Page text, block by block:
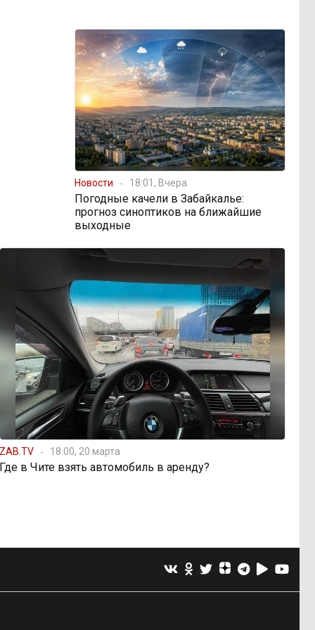
Новости 18:01, Вчера
Погодные качели в Забайкалье:
прогноз синоптиков на ближайшие
выходные
ZAB.TV 18:00, 20 марта
Где в Чите взять автомобиль в аренду?